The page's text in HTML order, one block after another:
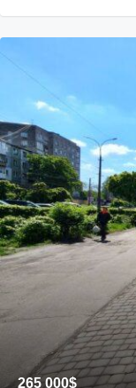
265 000$